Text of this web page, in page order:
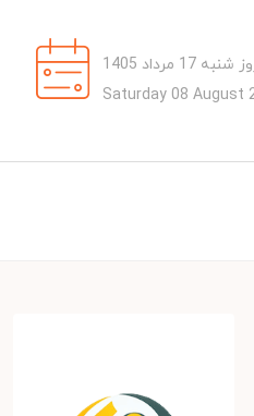
17 مرداد 1405
Saturday 08 August